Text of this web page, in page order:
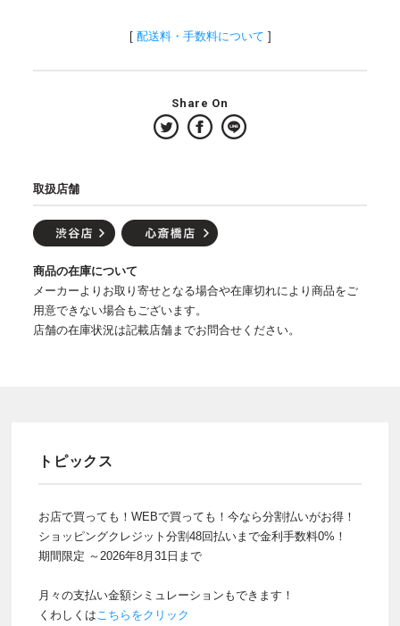
[ 配送料・手数料について ]
Share On
取扱店舗
商品の在庫について
メーカーよりお取り寄せとなる場合や在庫切れにより商品をご
用意できない場合もございます。
店舗の在庫状況は記載店舗までお問合せください。
トピックス
お店で買っても！WEBで買っても！今なら分割払いがお得！
ショッピングクレジット分割48回払いまで金利手数料0%！
期間限定 ～2026年8月31日まで
月々の支払い金額シミュレーションもできます！
くわしくはこちらをクリック